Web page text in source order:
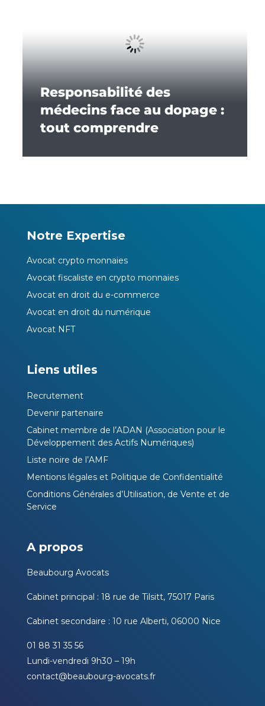
Responsabilité des
médecins face au dopage :
tout comprendre
Notre Expertise
Avocat crypto monnaies
Avocat fiscaliste en crypto monnaies
Avocat en droit du e-commerce
Avocat en droit du numérique
Avocat NFT
Liens utiles
Recrutement
Devenir partenaire
Cabinet membre de l’ADAN (Association pour le
Développement des Actifs Numériques)
Liste noire de l’AMF
Mentions légales et Politique de Confidentialité
Conditions Générales d’Utilisation, de Vente et de
Service
A propos
Beaubourg Avocats
Cabinet principal : 18 rue de Tilsitt, 75017 Paris
Cabinet secondaire : 10 rue Alberti, 06000 Nice
01 88 31 35 56
Lundi-vendredi 9h30 – 19h
contact@beaubourg-avocats.fr